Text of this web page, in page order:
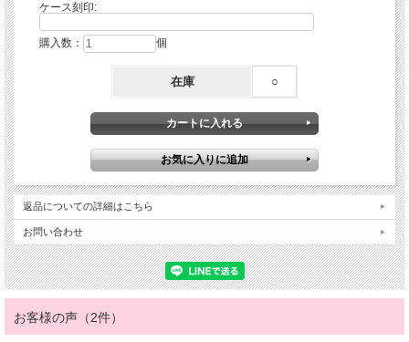
ケース刻印:
購入数： 個
在庫 ○
返品についての詳細はこちら
お問い合わせ
お客様の声（2件）